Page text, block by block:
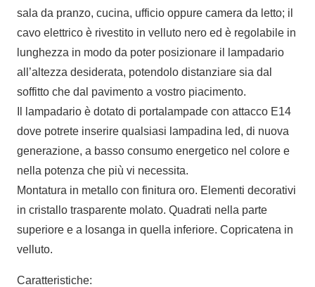
sala da pranzo, cucina, ufficio oppure camera da letto; il
cavo elettrico è rivestito in velluto nero ed è regolabile in
lunghezza in modo da poter posizionare il lampadario
all’altezza desiderata, potendolo distanziare sia dal
soffitto che dal pavimento a vostro piacimento.
Il lampadario è dotato di portalampade con attacco E14
dove potrete inserire qualsiasi lampadina led, di nuova
generazione, a basso consumo energetico nel colore e
nella potenza che più vi necessita.
Montatura in metallo con finitura oro. Elementi decorativi
in cristallo trasparente molato. Quadrati nella parte
superiore e a losanga in quella inferiore. Copricatena in
velluto.
Caratteristiche: